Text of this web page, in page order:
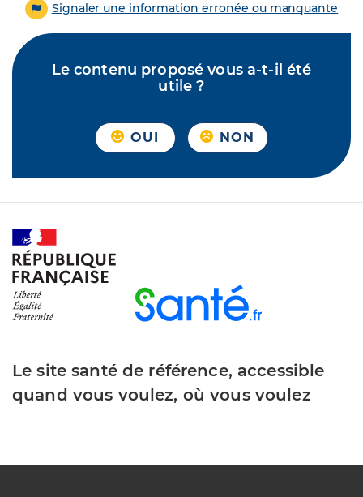
Signaler une information erronée ou manquante
Le contenu proposé vous a-t-il été
utile ?
OUI NON
Le site santé de référence, accessible
quand vous voulez, où vous voulez